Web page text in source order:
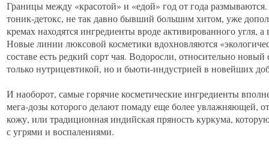
Границы между «красотой» и «едой» год от года
тоник-детокс, не так давно бывший большим хитом, уже
кремах находятся ингредиенты вроде активированного угля,
Новые линии люксовой косметики вдохновляются
составе есть редкий сорт чая. Водоросли, относительно
только нутрицевтикой, но и бьюти-индустрией в новейших
И наоборот, самые горячие косметические ингредиенты
мега-дозы которого делают помаду еще более увлажняющей,
кожу, или традиционная индийская пряность куркума,
с угрями и воспалениями.